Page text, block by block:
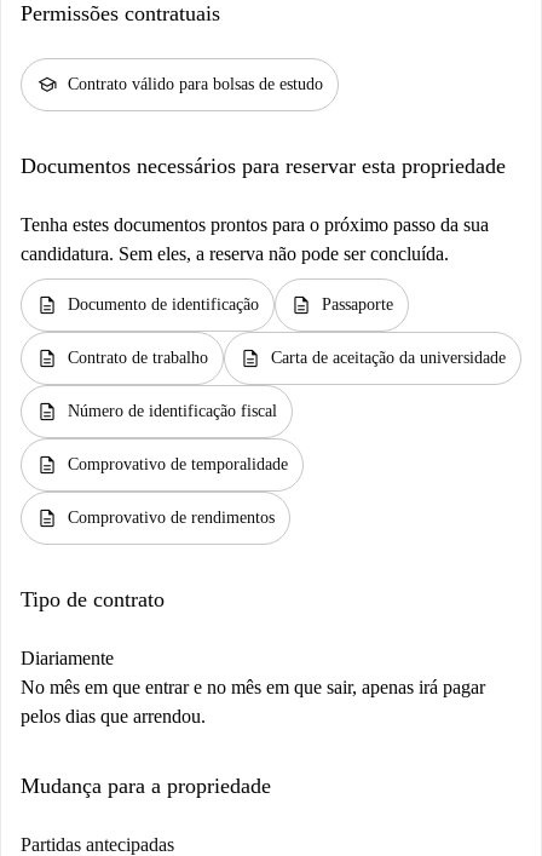
Permissões contratuais
school Contrato válido para bolsas de estudo
Documentos necessários para reservar esta propriedade
Tenha estes documentos prontos para o próximo passo da sua
candidatura. Sem eles, a reserva não pode ser concluída.
description Documento de identificação description Passaporte
description Contrato de trabalho description Carta de aceitação da universidade
description Número de identificação fiscal
description Comprovativo de temporalidade
description Comprovativo de rendimentos
Tipo de contrato
Diariamente
No mês em que entrar e no mês em que sair, apenas irá pagar
pelos dias que arrendou.
Mudança para a propriedade
Partidas antecipadas